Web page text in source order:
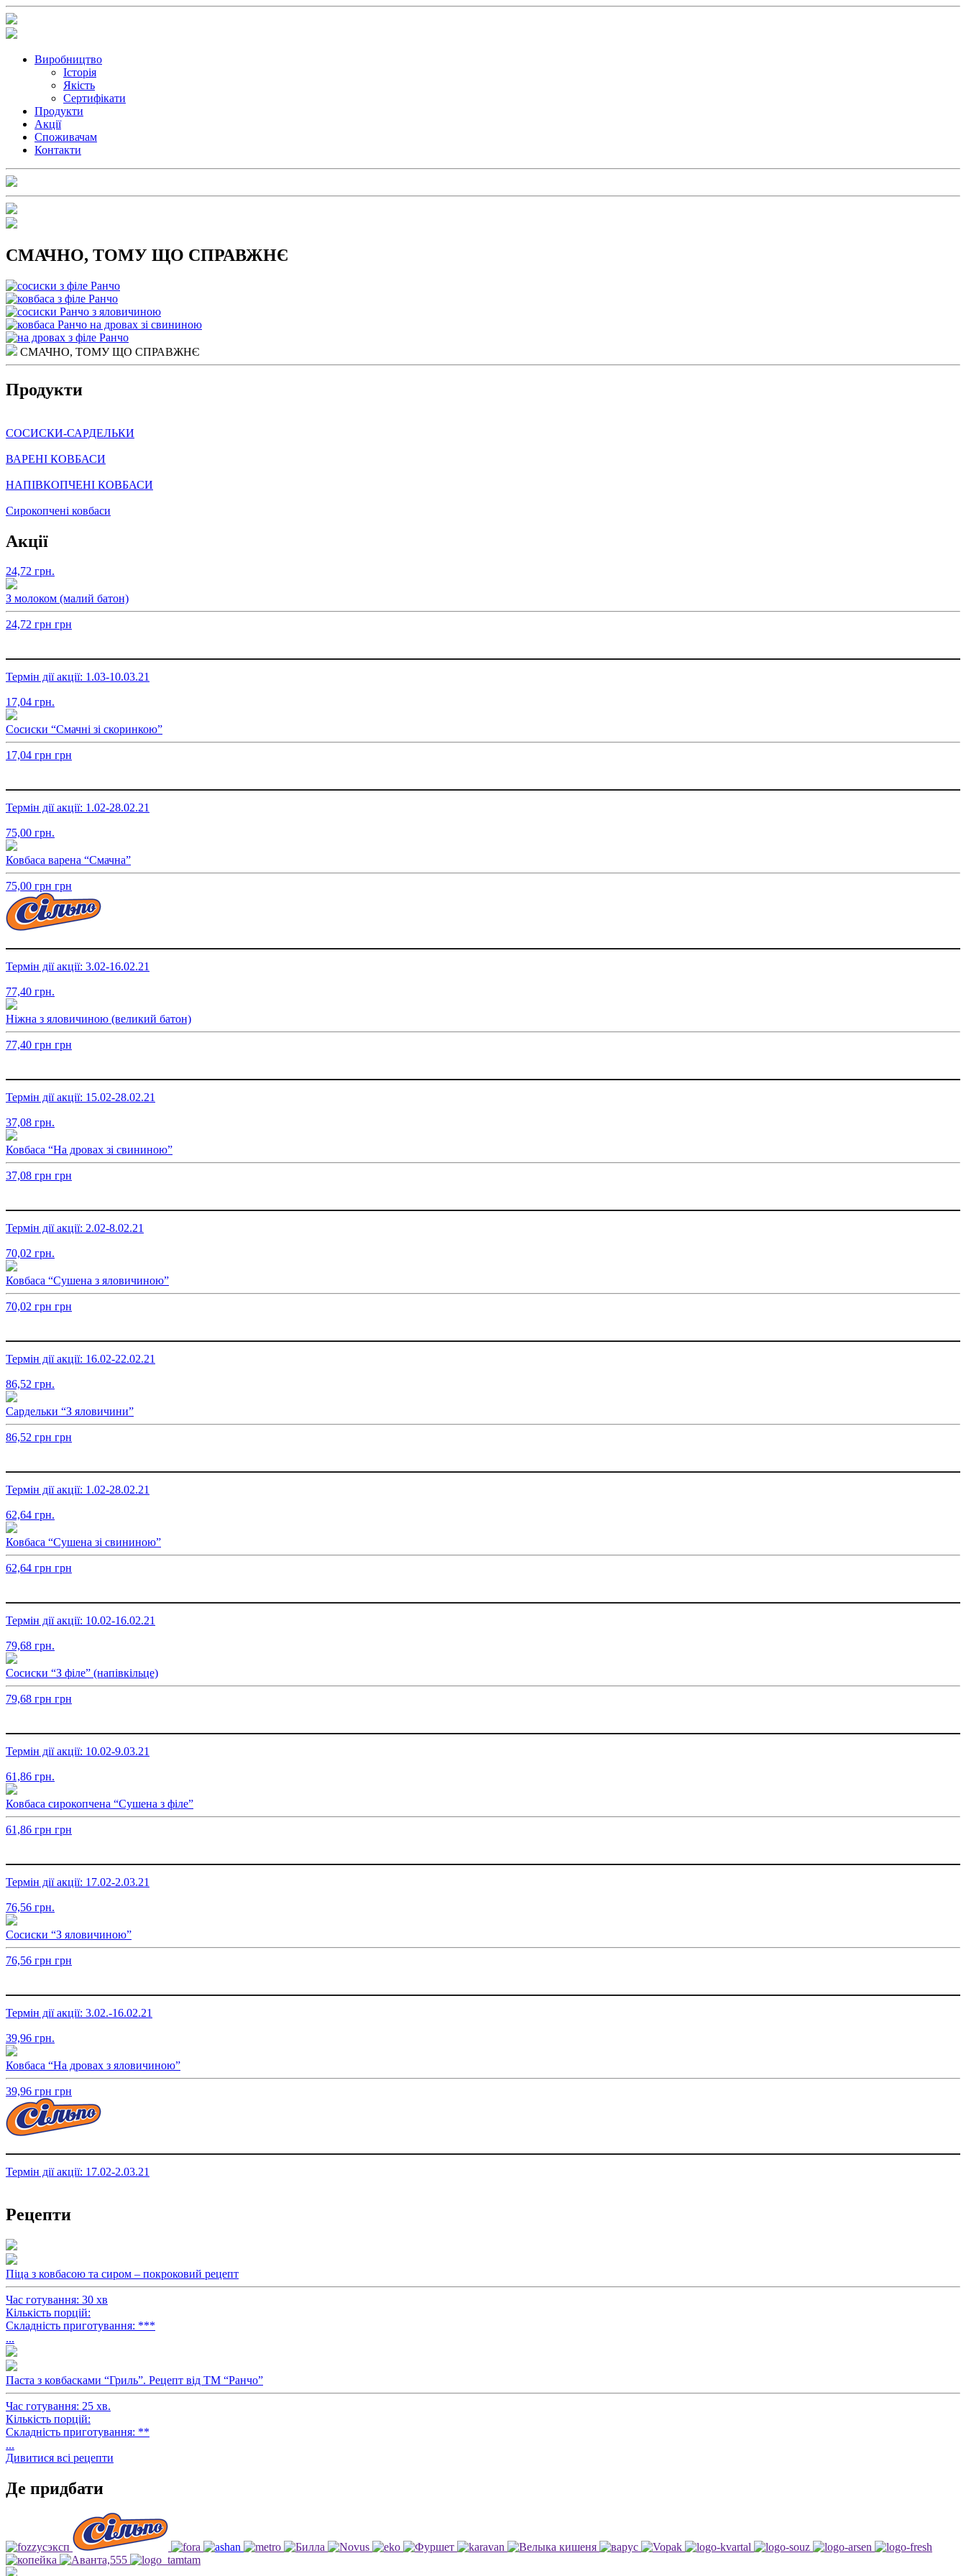
Виробництво
Історія
Якість
Сертифікати
Продукти
Акції
Споживачам
Контакти
СМАЧНО, ТОМУ ЩО СПРАВЖНЄ
СМАЧНО, ТОМУ ЩО СПРАВЖНЄ
Продукти
СОСИСКИ-САРДЕЛЬКИ
ВАРЕНІ КОВБАСИ
НАПІВКОПЧЕНІ КОВБАСИ
Сирокопчені ковбаси
Акції
24,72 грн.
З молоком (малий батон)
24,72 грн грн
Термін дії акції: 1.03-10.03.21
17,04 грн.
Сосиски “Смачні зі скоринкою”
17,04 грн грн
Термін дії акції: 1.02-28.02.21
75,00 грн.
Ковбаса варена “Смачна”
75,00 грн грн
Термін дії акції: 3.02-16.02.21
77,40 грн.
Ніжна з яловичиною (великий батон)
77,40 грн грн
Термін дії акції: 15.02-28.02.21
37,08 грн.
Ковбаса “На дровах зі свининою”
37,08 грн грн
Термін дії акції: 2.02-8.02.21
70,02 грн.
Ковбаса “Сушена з яловичиною”
70,02 грн грн
Термін дії акції: 16.02-22.02.21
86,52 грн.
Сардельки “З яловичини”
86,52 грн грн
Термін дії акції: 1.02-28.02.21
62,64 грн.
Ковбаса “Сушена зі свининою”
62,64 грн грн
Термін дії акції: 10.02-16.02.21
79,68 грн.
Сосиски “З філе” (напівкільце)
79,68 грн грн
Термін дії акції: 10.02-9.03.21
61,86 грн.
Ковбаса сирокопчена “Сушена з філе”
61,86 грн грн
Термін дії акції: 17.02-2.03.21
76,56 грн.
Сосиски “З яловичиною”
76,56 грн грн
Термін дії акції: 3.02.-16.02.21
39,96 грн.
Ковбаса “На дровах з яловичиною”
39,96 грн грн
Термін дії акції: 17.02-2.03.21
Рецепти
Піца з ковбасою та сиром – покроковий рецепт
Час готування: 30 хв
Кількість порцій:
Складність приготування: ***
...
Паста з ковбасками “Гриль”. Рецепт від ТМ “Ранчо”
Час готування: 25 хв.
Кількість порцій:
Складність приготування: **
...
Дивитися всі рецепти
Де придбати